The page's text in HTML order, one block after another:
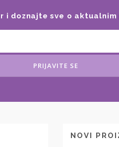
i doznajte sve o aktualnim
NOVI